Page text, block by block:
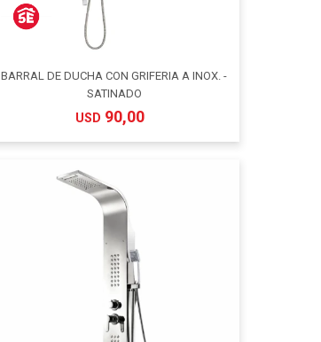
BARRAL DE DUCHA CON GRIFERIA A INOX. -
SATINADO
USD 90,00